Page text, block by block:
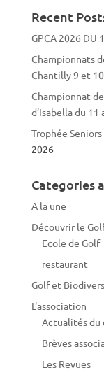
Recent
GPCA 2026 DU
Championnats
Chantilly 9 et
Championnat
d’Isabella du
Trophée
2026
Categories
A la une
Découvrir le
Ecole de Golf
restaurant
Golf et
L'association
Actualités
Brèves
Les Revues